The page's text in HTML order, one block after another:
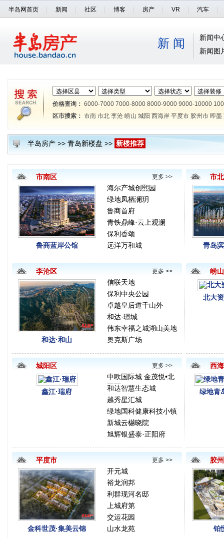
半岛网首页 新闻 社区 博客 房产 VR 汽车
新 闻
新闻中
新闻图
价格查询： 6000-7000 7000-8000 8000-9000 9000-10000
区市搜索： 市南 市北 李沧 崂山 城阳 西海岸 平度市 胶州市 即墨
半岛房产 >> 青岛新楼盘 >> 新楼推荐
市南区 更多 >>
鲁商蓝岸公馆
海尔产城创熙园
绿地凤栖澜玥
鲁商首府
青铁鼎峰·云上观澜
保利香颂
远洋万和城
市
青岛
李沧区 更多 >>
和达·和山
信联天地
保利中央公园
卓越皇后道千山外
和达·璟城
伟东幸福之城湖山美地
奥克斯广场
崂
北大
城阳区 更多 >>
鑫江·瑞府
中欧国际城 金茂悦•北
五区
和达智慧生态城
越秀星汇城
绿地国科健康科技小镇
新城云樾晓院
旭辉银盛泰·正阳府
西
绿地青
平度市 更多 >>
金科世茂·集美云锦
开元城
裕龙润邦
利群现河名邸
上城府第
交运花园
山水龙苑
胶
铂